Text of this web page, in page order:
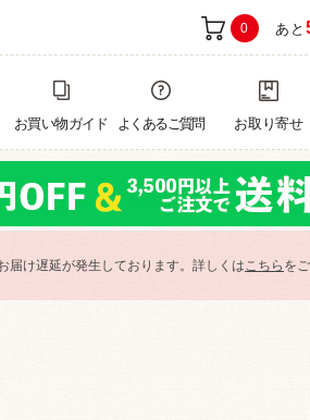
0 あと
お買い物ガイド よくあるご質問 お取り寄せ
届け遅延が発生しております。詳しくはこちら を